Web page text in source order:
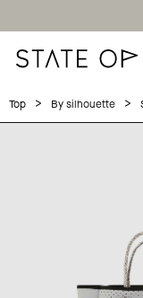
Top > By silhouette >